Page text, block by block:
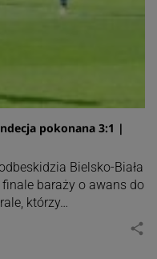
pokonana 3:1 |
Bielsko-Biała
baraży o awans do
którzy…
share